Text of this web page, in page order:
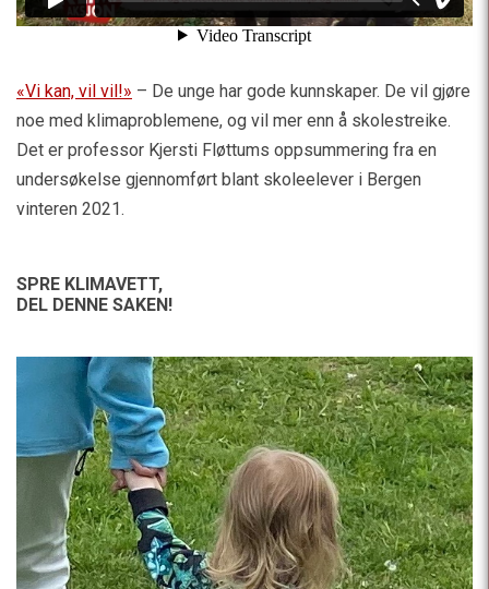
«Vi kan, vil vil!» – De unge har gode kunnskaper. De vil gjøre
noe med klimaproblemene, og vil mer enn å skolestreike.
Det er professor Kjersti Fløttums oppsummering fra en
undersøkelse gjennomført blant skoleelever i Bergen
vinteren 2021.
SPRE KLIMAVETT,
DEL DENNE SAKEN!